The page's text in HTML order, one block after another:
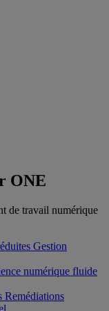
ONE
de travail numérique
Gestion
numérique fluide
Remédiations